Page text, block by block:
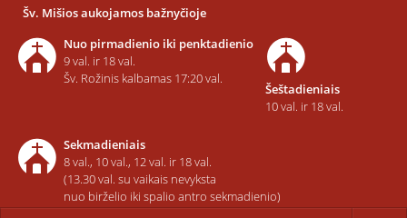
Statistika
Raštinė
Kontaktai ir rekvizitai
Dvasininkai
Šv. Mišios aukojamos bažnyčioje
Nuo pirmadienio iki penktadienio
9 val. ir 18 val.
Šv. Rožinis kalbamas 17:20 val.
Šeštadieniais
10 val. ir 18 val.
Sekmadieniais
8 val., 10 val., 12 val. ir 18 val.
(13.30 val. su vaikais nevyksta
nuo birželio iki spalio antro sekmadienio)